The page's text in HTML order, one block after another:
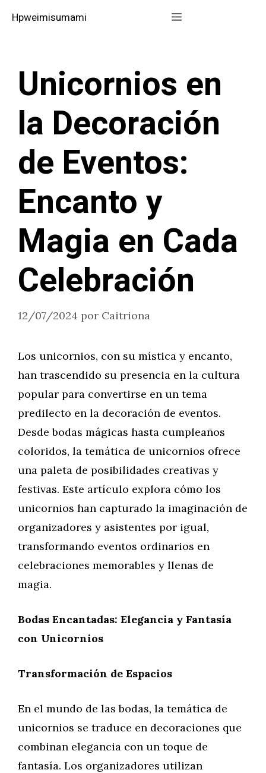
Hpweimisumami Menú
Unicornios en
la Decoración
de Eventos:
Encanto y
Magia en Cada
Celebración
12/07/2024 por Caitriona
Los unicornios, con su mística y encanto,
han trascendido su presencia en la cultura
popular para convertirse en un tema
predilecto en la decoración de eventos.
Desde bodas mágicas hasta cumpleaños
coloridos, la temática de unicornios ofrece
una paleta de posibilidades creativas y
festivas. Este artículo explora cómo los
unicornios han capturado la imaginación de
organizadores y asistentes por igual,
transformando eventos ordinarios en
celebraciones memorables y llenas de
magia.
Bodas Encantadas: Elegancia y Fantasía
con Unicornios
Transformación de Espacios
En el mundo de las bodas, la temática de
unicornios se traduce en decoraciones que
combinan elegancia con un toque de
fantasía. Los organizadores utilizan